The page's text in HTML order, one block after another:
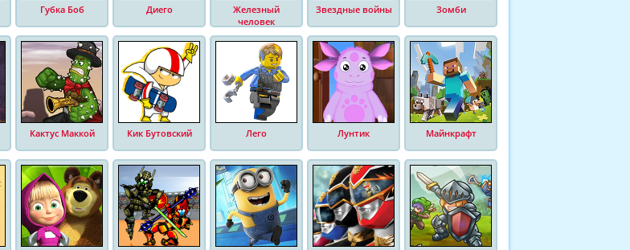
Губка Боб Диего
Железный
человек
Звездные войны Зомби
Кактус Маккой Кик Бутовский Лего Лунтик Майнкрафт